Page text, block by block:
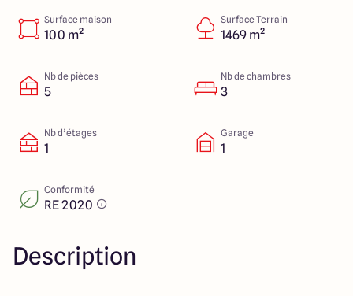
4.3 4.6
Surface maison
100 m²
Surface Terrain
1469 m²
Nb de pièces
5
Nb de chambres
3
Nb d’étages
1
Garage
1
Conformité
RE 2020
Description